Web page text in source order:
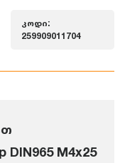
კოდი:
259909011704
M4x25